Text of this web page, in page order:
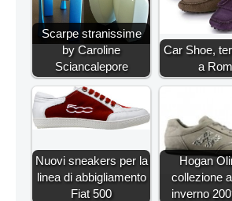
Scarpe stranissime
by Caroline
Sciancalepore
Car Shoe,
a
Nuovi sneakers per la
linea di abbigliamento
Fiat 500
Hogan
collezione
inverno